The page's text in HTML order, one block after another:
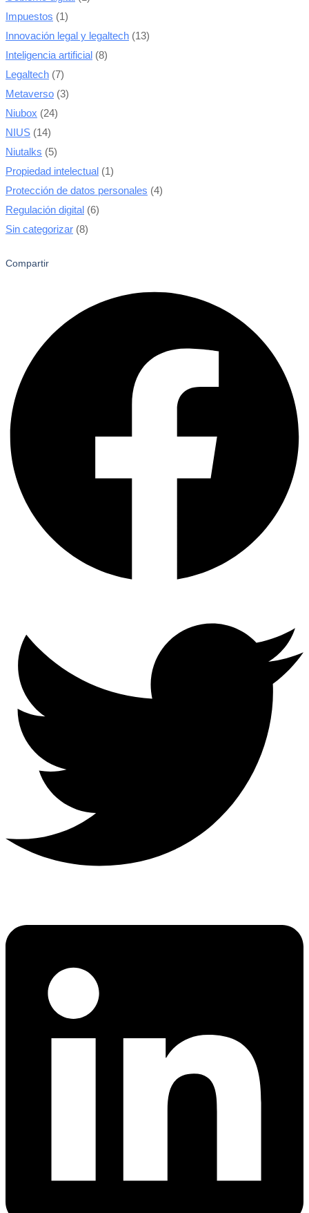
Impuestos (1)
Innovación legal y legaltech (13)
Inteligencia artificial (8)
Legaltech (7)
Metaverso (3)
Niubox (24)
NIUS (14)
Niutalks (5)
Propiedad intelectual (1)
Protección de datos personales (4)
Regulación digital (6)
Sin categorizar (8)
Compartir